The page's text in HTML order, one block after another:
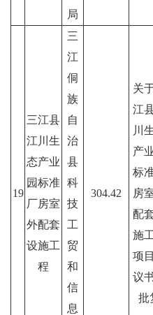
局
19
三江县
江川生
态产业
园标准
厂房室
外配套
设施工
程
三
江
侗
族
自
治
县
科
技
工
贸
和
信
息
304.42
关
江
川
产
标
房
配
施
项
议
批